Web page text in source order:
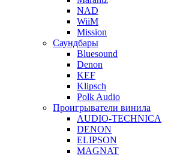
NAD
WiiM
Mission
Саундбары
Bluesound
Denon
KEF
Klipsch
Polk Audio
Проигрыватели винила
AUDIO-TECHNICA
DENON
ELIPSON
MAGNAT